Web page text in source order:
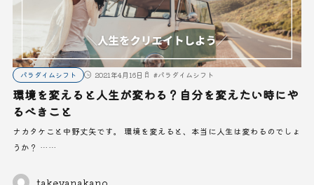
パラダイムシフト 2021年4月16日 #パラダイムシフト
環境を変えると人生が変わる？自分を変えたい時にや
るべきこと
ナカタケこと中野丈矢です。 環境を変えると、本当に人生は変わるのでしょ
うか？ ……
takeyanakano